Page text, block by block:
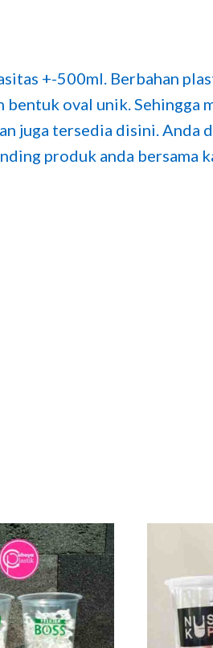
+-500ml. Berbahan
oval unik. Sehingga
juga tersedia disini. Anda
produk anda bersama